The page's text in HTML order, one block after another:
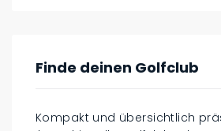
Finde deinen Golfclub
Kompakt und übersichtlich